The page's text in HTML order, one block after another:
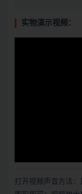
实物演示视频：
打开视频声音方法